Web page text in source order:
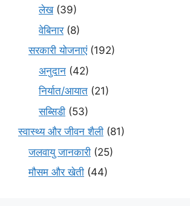
लेख(39)
वेबिनार(8)
सरकारी योजनाएं(192)
अनुदान (42)
निर्यात/आयात (21)
सब्सिडी (53)
स्वास्थ्य और जीवन शैली (81)
जलवायु जानकारी (25)
मौसम और खेती (44)